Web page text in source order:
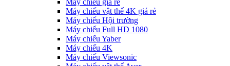
Máy chiếu vật thể 4K giá rẻ
Máy chiếu Hội trường
Máy chiếu Full HD 1080
Máy chiếu Yaber
Máy chiếu 4K
Máy chiếu Viewsonic